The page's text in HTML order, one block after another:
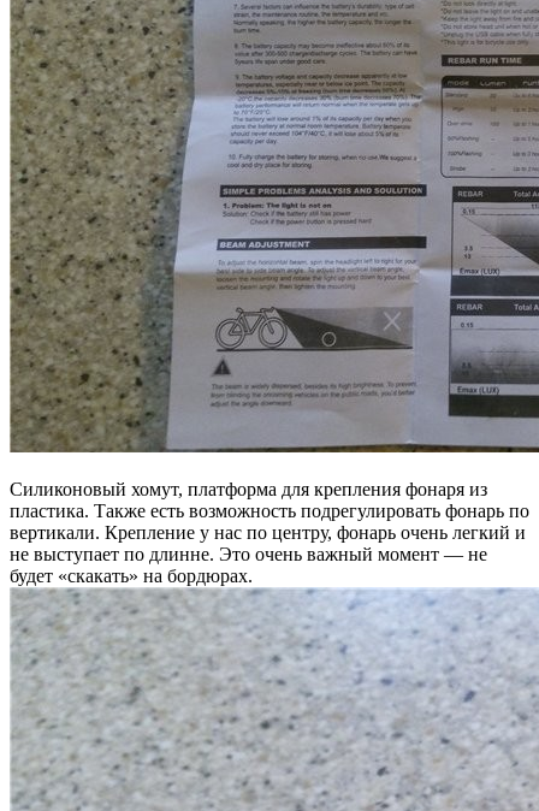
Силиконовый хомут, платформа для крепления фонаря из
пластика. Также есть возможность подрегулировать фонарь по
вертикали. Крепление у нас по центру, фонарь очень легкий и
не выступает по длинне. Это очень важный момент — не
будет «скакать» на бордюрах.